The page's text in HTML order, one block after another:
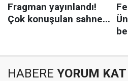
HABERE YORUM KAT